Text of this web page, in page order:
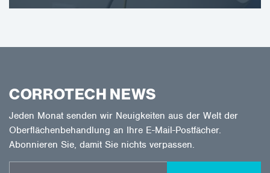
CORROTECH NEWS
Jeden Monat senden wir Neuigkeiten aus der Welt der
Oberflächenbehandlung an Ihre E-Mail-Postfächer.
Abonnieren Sie, damit Sie nichts verpassen.